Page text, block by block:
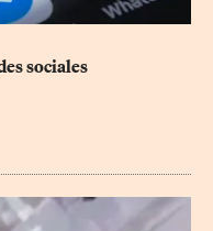
sociales